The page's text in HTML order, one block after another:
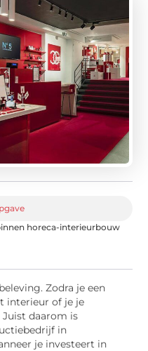
horeca-interieurbouw
Zodra je een
interieur of je je
daarom is
in
je investeert in